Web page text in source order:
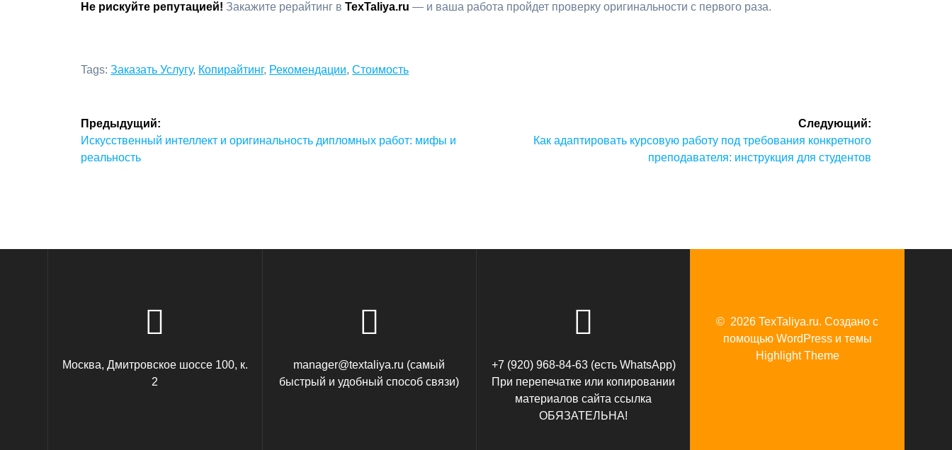
Не рискуйте репутацией! Закажите рерайтинг вTexTaliya.ru — и ваша работа пройдет проверку оригинальности с первого раза.
Tags:Заказать Услугу, Копирайтинг, Рекомендации,Стоимость
Навигация
по
Предыдущий:
Предыдущая
запись:
Искусственный интеллект и оригинальность дипломных работ: мифы и
реальность
Следующий:
Следующая
Как адаптировать курсовую работу под требования конкретного
преподавателя: инструкция для студентов
Москва, Дмитровское шоссе 100, к.
2
manager@textaliya.ru (самый
быстрый и удобный способ связи)
+7 (920) 968-84-63 (есть WhatsApp)
При перепечатке или копировании
материалов сайта ссылка
ОБЯЗАТЕЛЬНА!
© 2026 TexTaliya.ru. Создано с
помощью WordPress и темы
Highlight Theme